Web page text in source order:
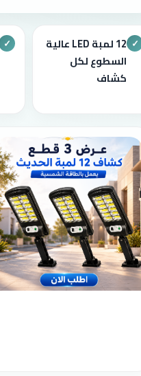
✓
12 لمبة LED عالية
السطوع لكل
كشاف
✓